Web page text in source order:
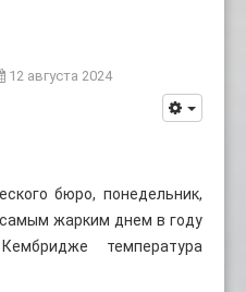
12 августа 2024
бюро, понедельник,
жарким днем ​​в году
температура